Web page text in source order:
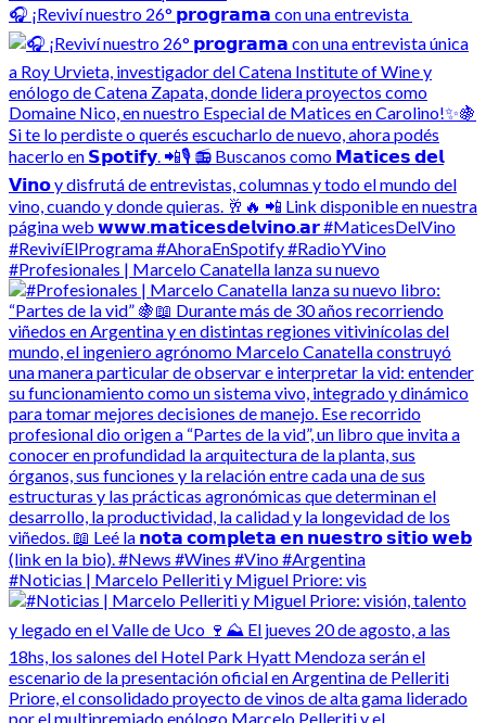
🎧 ¡Reviví nuestro 26° 𝗽𝗿𝗼𝗴𝗿𝗮𝗺𝗮 con una entrevista
#Profesionales | Marcelo Canatella lanza su nuevo
#Noticias | Marcelo Pelleriti y Miguel Priore: vis